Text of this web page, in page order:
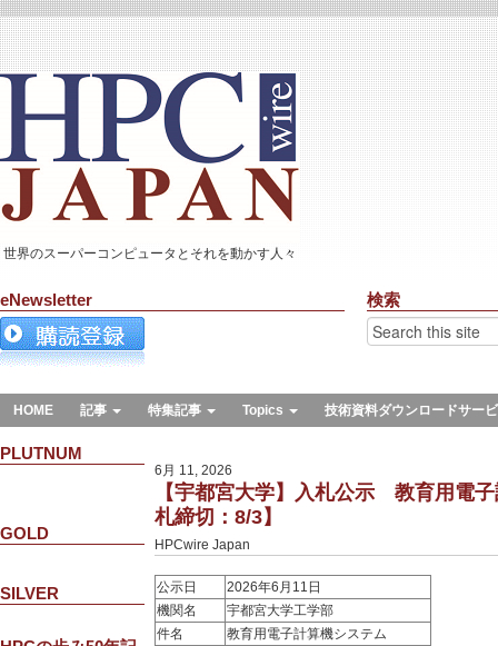
世界のスーパーコンピュータとそれを動かす人々
eNewsletter 検索
HOME 記事 特集記事 Topics 技術資料ダウンロードサー
PLUTNUM
GOLD
SILVER
6月 11, 2026
【宇都宮大学】入札公示 教育用電
札締切：8/3】
HPCwire Japan
公示日
2026年6月11日
機関名
宇都宮大学工学部
件名
教育用電子計算機システム